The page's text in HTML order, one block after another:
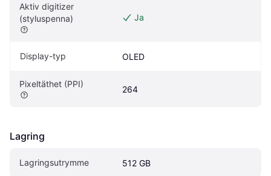
Aktiv digitizer
(styluspenna)
Ja
Display-typ OLED
Pixeltäthet (PPI)
264
Lagring
Lagringsutrymme 512 GB